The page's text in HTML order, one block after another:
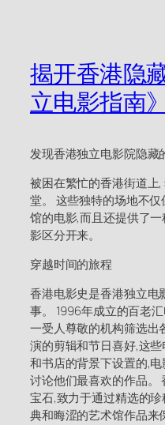
揭开香港隐
立电影指南》
发现香港独立电影院隐藏
被困在繁忙的香港街道上
堂。 这些独特的场地不
馆的电影,而且还提供了
影区分开来。
穿越时间的旅程
香港电影史是香港独立电
事。 1996年成立的百老
一受人尊敬的机构筛选出
演的剪辑和节日喜好,这
和书店的背景下设置的,
讨论他们最喜欢的作品。
宝石,致力于通过精选的
典和晦涩的艺术馆作品来